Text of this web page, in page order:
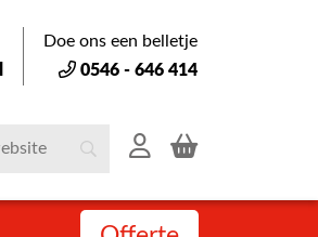
Doe ons een belletje
0546 - 646 414